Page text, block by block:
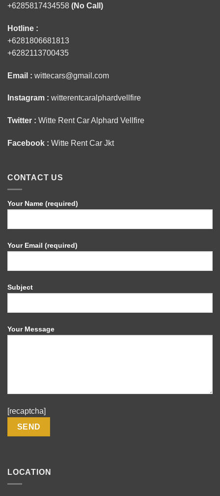
+6285817434558 (No Call)
Hotline :
+6281806681813
+6282113700435
Email : wittecars@gmail.com
Instagram : witterentcaralphardvellfire
Twitter : Witte Rent Car Alphard Vellfire
Facebook : Witte Rent Car Jkt
CONTACT US
Your Name (required)
Your Email (required)
Subject
Your Message
[recaptcha]
LOCATION